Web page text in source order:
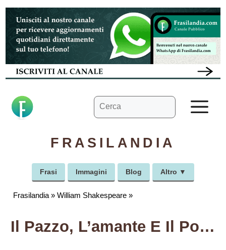
Vai
contenuto
Ricerca
per:
FRASILANDIA
Frasi Immagini Blog Altro ▼
Frasilandia »William Shakespeare »
Il Pazzo, L’amante E Il Poeta Non Sono Composti Che Di Fantasia.